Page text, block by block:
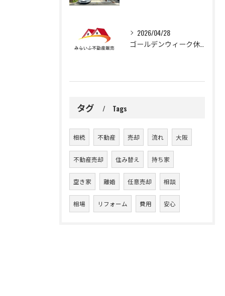
2026/04/28
ゴールデンウィーク休業のお知らせ
タグ Tags
相続 不動産 売却 流れ 大阪
不動産売却 住み替え 持ち家
空き家 離婚 任意売却 相談
相場 リフォーム 費用 安心